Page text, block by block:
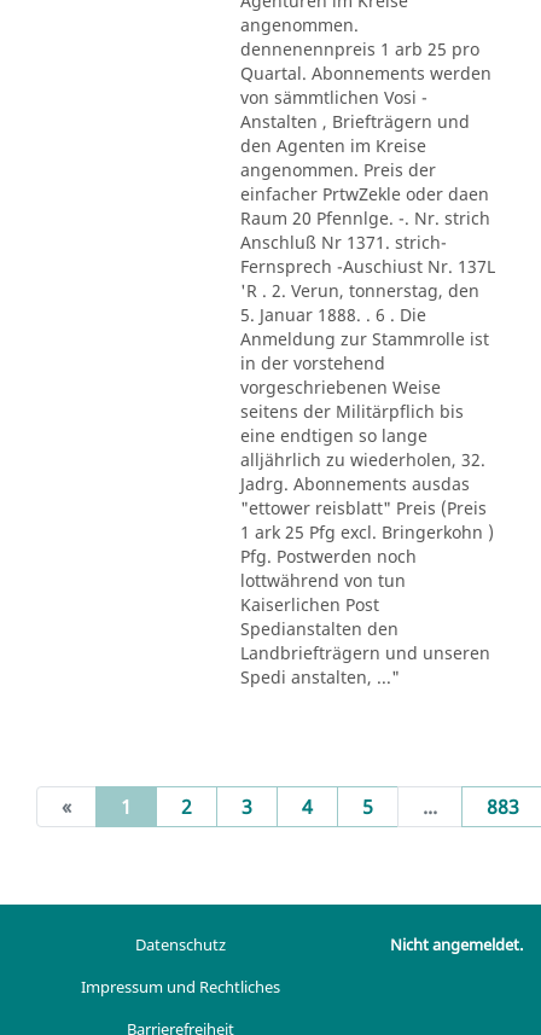
angenommen.
dennenennpreis 1 arb 25 pro
Quartal. Abonnements werden
von sämmtlichen Vosi -
Anstalten , Briefträgern und
den Agenten im Kreise
angenommen. Preis der
einfacher PrtwZekle oder daen
Raum 20 Pfennlge. -. Nr. strich
Anschluß Nr 1371. strich-
Fernsprech -Auschiust Nr. 137L
'R . 2. Verun, tonnerstag, den
5. Januar 1888. . 6 . Die
Anmeldung zur Stammrolle ist
in der vorstehend
vorgeschriebenen Weise
seitens der Militärpflich bis
eine endtigen so lange
alljährlich zu wiederholen, 32.
Jadrg. Abonnements ausdas
"ettower reisblatt" Preis (Preis
1 ark 25 Pfg excl. Bringerkohn )
Pfg. Postwerden noch
lottwährend von tun
Kaiserlichen Post
Spedianstalten den
Landbriefträgern und unseren
Spedi anstalten, ..."
« 1 (current)
2 3 4 5 ... 883
Datenschutz
Impressum und Rechtliches
Barrierefreiheit
Nicht angemeldet.